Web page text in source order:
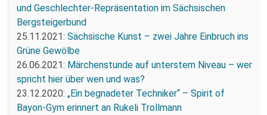
und Geschlechter-Repräsentation im Sächsischen
Bergsteigerbund
25.11.2021: Sächsische Kunst – zwei Jahre Einbruch ins
Grüne Gewölbe
26.06.2021: Märchenstunde auf unterstem Niveau – wer
spricht hier über wen und was?
23.12.2020: „Ein begnadeter Techniker“ – Spirit of
Bayon-Gym erinnert an Rukeli Trollmann